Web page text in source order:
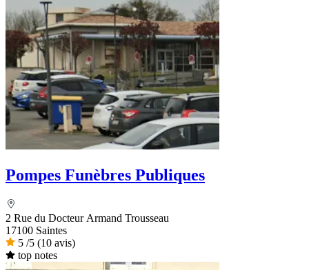
Pompes Funèbres Publiques
2 Rue du Docteur Armand Trousseau
17100 Saintes
5 /5 (10 avis)
top notes